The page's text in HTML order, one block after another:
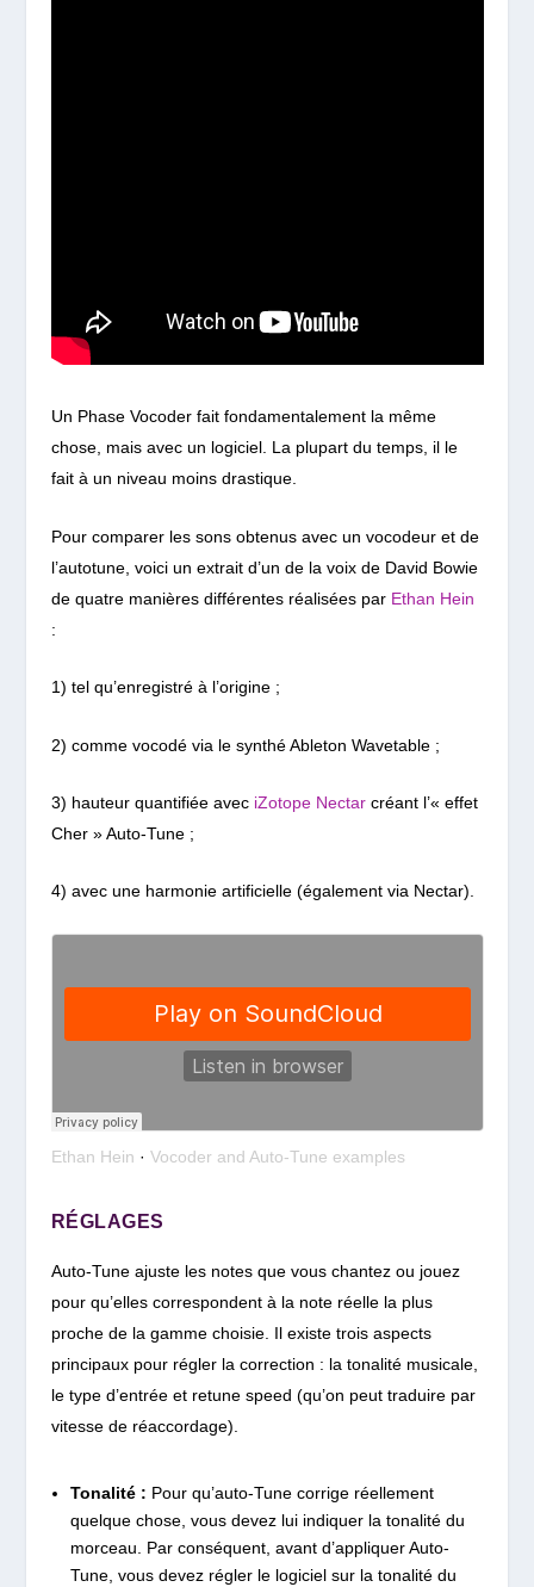
Un Phase Vocoder fait fondamentalement la même
chose, mais avec un logiciel. La plupart du temps, il le
fait à un niveau moins drastique.
Pour comparer les sons obtenus avec un vocodeur et de
l’autotune, voici un extrait d’un de la voix de David Bowie
de quatre manières différentes réalisées par Ethan Hein
:
1) tel qu’enregistré à l’origine ;
2) comme vocodé via le synthé Ableton Wavetable ;
3) hauteur quantifiée aveciZotope Nectarcréant l’« effet
Cher » Auto-Tune ;
4) avec une harmonie artificielle (également via Nectar).
Ethan Hein · Vocoder and Auto-Tune examples
RÉGLAGES
Auto-Tune ajuste les notes que vous chantez ou jouez
pour qu’elles correspondent à la note réelle la plus
proche de la gamme choisie. Il existe trois aspects
principaux pour régler la correction : la tonalité musicale,
le type d’entrée et retune speed (qu’on peut traduire par
vitesse de réaccordage).
Tonalité : Pour qu’auto-Tune corrige réellement
quelque chose, vous devez lui indiquer la tonalité du
morceau. Par conséquent, avant d’appliquer Auto-
Tune, vous devez régler le logiciel sur la tonalité du